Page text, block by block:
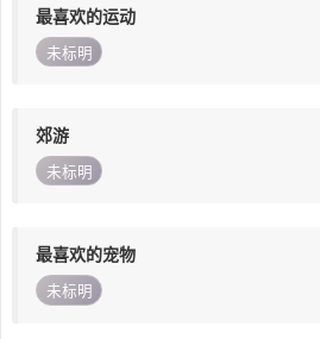
最喜欢的运动
未标明
郊游
未标明
最喜欢的宠物
未标明